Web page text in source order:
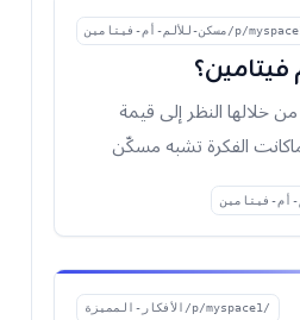
خلالها النظر إلى قيمة
الفكرة تشبه مسكّن
/p/myspace1/الأفكار-المميزة